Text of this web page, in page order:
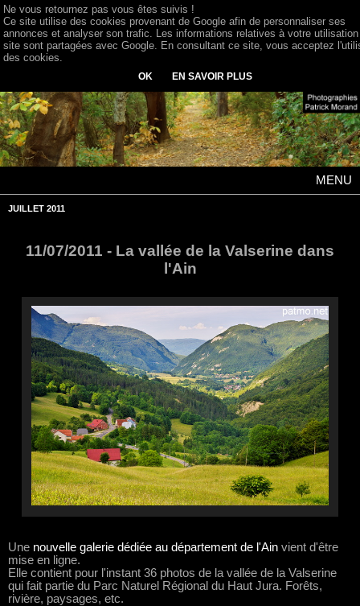
MENU
JUILLET 2011
11/07/2011 - La vallée de la Valserine dans
l'Ain
Une nouvelle galerie dédiée au département de l'Ain vient d'être
mise en ligne.
Elle contient pour l'instant 36 photos de la vallée de la Valserine
qui fait partie du Parc Naturel Régional du Haut Jura. Forêts,
rivière, paysages, etc.
Ne vous retournez pas vous êtes suivis !
Ce site utilise des cookies provenant de Google afin de personnaliser ses
annonces et analyser son trafic. Les informations relatives à votre
site sont partagées avec Google. En consultant ce site, vous acceptez
des cookies.
OK EN SAVOIR PLUS